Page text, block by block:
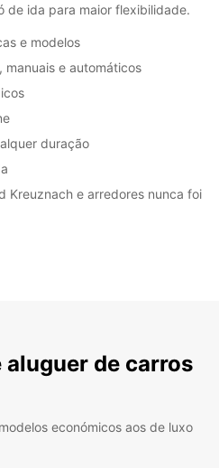
de ida para maior flexibilidade.
e modelos
manuais e automáticos
duração
Kreuznach e arredores nunca foi
de carros
económicos aos de luxo